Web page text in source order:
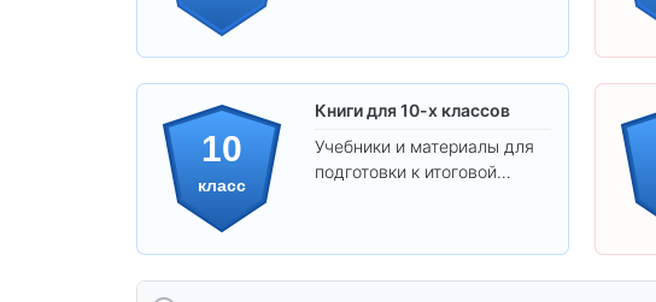
10
класс
Книги для 10-х классов
Учебники и материалы для
подготовки к итоговой